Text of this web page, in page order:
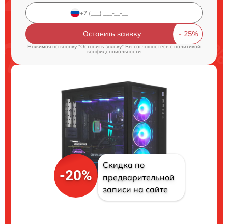
Оставить заявку
Нажимая на кнопку "Оставить заявку" Вы соглашаетесь cполитикой
конфиденциальности
-20%
Скидка по
предварительной
записи на сайте